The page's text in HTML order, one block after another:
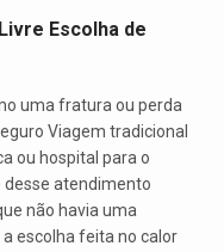
Escolha de
uma fratura ou perda
Viagem tradicional
ou hospital para o
desse atendimento
não havia uma
escolha feita no calor